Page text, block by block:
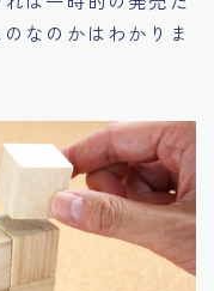
なのかはわかりま